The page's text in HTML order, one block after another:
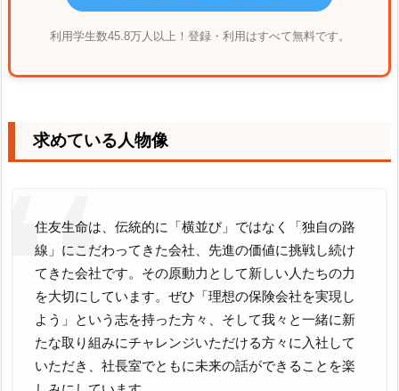
利用学生数45.8万人以上！登録・利用はすべて無料です。
求めている人物像
住友生命は、伝統的に「横並び」ではなく「独自の路
線」にこだわってきた会社、先進の価値に挑戦し続け
てきた会社です。その原動力として新しい人たちの力
を大切にしています。ぜひ「理想の保険会社を実現し
よう」という志を持った方々、そして我々と一緒に新
たな取り組みにチャレンジいただける方々に入社して
いただき、社長室でともに未来の話ができることを楽